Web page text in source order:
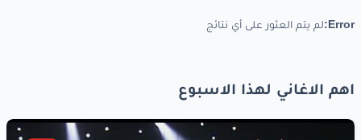
Error: لم يتم العثور على أي نتائج
اهم الاغاني لهذا الاسبوع